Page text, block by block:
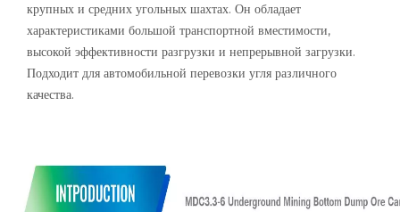
крупных и средних угольных шахтах. Он обладает
характеристиками большой транспортной вместимости,
высокой эффективности разгрузки и непрерывной загрузки.
Подходит для автомобильной перевозки угля различного
качества.